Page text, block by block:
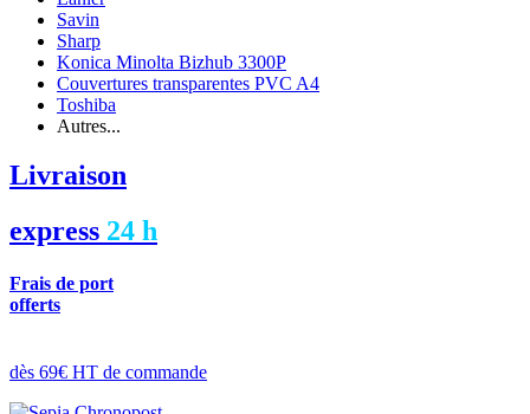
Savin
Sharp
Konica Minolta Bizhub 3300P
Couvertures transparentes PVC A4
Toshiba
Autres...
Livraison
express 24 h
Frais de port
offerts
dès 69€ HT de commande